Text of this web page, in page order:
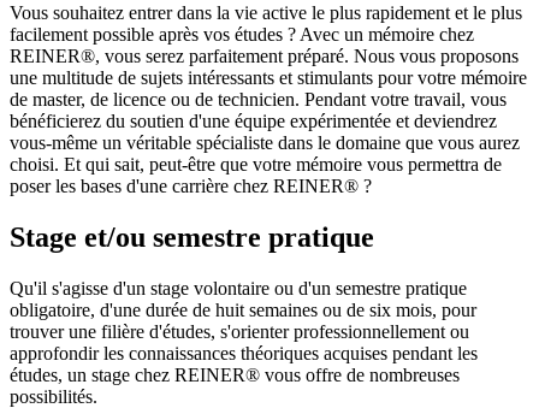
Vous souhaitez entrer dans la vie active le plus rapidement et le plus
facilement possible après vos études ? Avec un mémoire chez
REINER®, vous serez parfaitement préparé. Nous vous proposons
une multitude de sujets intéressants et stimulants pour votre mémoire
de master, de licence ou de technicien. Pendant votre travail, vous
bénéficierez du soutien d'une équipe expérimentée et deviendrez
vous-même un véritable spécialiste dans le domaine que vous aurez
choisi. Et qui sait, peut-être que votre mémoire vous permettra de
poser les bases d'une carrière chez REINER® ?
Stage et/ou semestre pratique
Qu'il s'agisse d'un stage volontaire ou d'un semestre pratique
obligatoire, d'une durée de huit semaines ou de six mois, pour
trouver une filière d'études, s'orienter professionnellement ou
approfondir les connaissances théoriques acquises pendant les
études, un stage chez REINER® vous offre de nombreuses
possibilités.